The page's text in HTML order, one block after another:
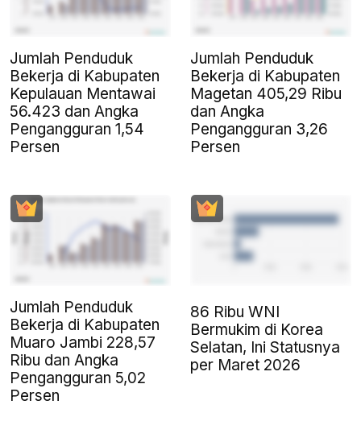
Jumlah Penduduk
Bekerja di Kabupaten
Kepulauan Mentawai
56.423 dan Angka
Pengangguran 1,54
Persen
Jumlah Penduduk
Bekerja di Kabupaten
Magetan 405,29 Ribu
dan Angka
Pengangguran 3,26
Persen
Jumlah Penduduk
Bekerja di Kabupaten
Muaro Jambi 228,57
Ribu dan Angka
Pengangguran 5,02
Persen
86 Ribu WNI
Bermukim di Korea
Selatan, Ini Statusnya
per Maret 2026